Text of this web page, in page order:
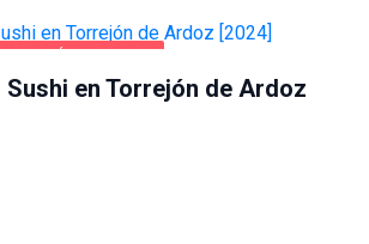
en Torrejón de Ardoz